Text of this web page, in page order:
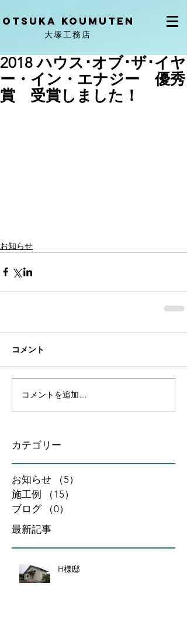
OtSuka KOUMUTEN
大塚工務店
2018 ハウス･オブ･ザ･イヤ
ー・イン・エナジー 優秀
賞 受賞しました！
お知らせ
コメント
コメントを追加…
カテゴリー
お知らせ （5）
施工例
（15）
ブログ
（0）
最新記事
H様邸